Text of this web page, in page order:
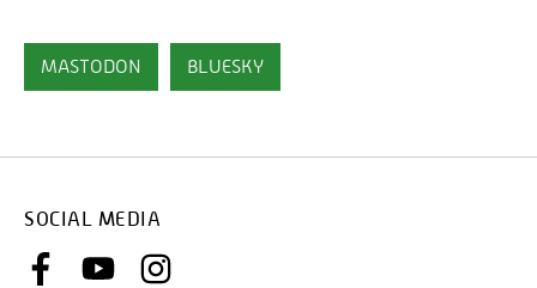
MASTODON BLUESKY
SOCIAL MEDIA